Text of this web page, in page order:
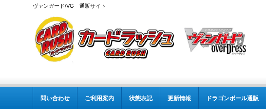
ヴァンガード/VG 通販サイト
問い合わせ ご利用案内 状態表記 更新情報 ドラゴンボール通販